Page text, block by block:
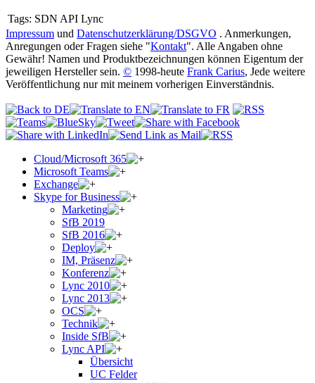
Tags: SDN API Lync
Impressum und Datenschutzerklärung/DSGVO . Anmerkungen,
Anregungen oder Fragen siehe "Kontakt". Alle Angaben ohne
Gewähr! Namen und Produktbezeichnungen können Eigentum der
jeweiligen Hersteller sein. © 1998-heute Frank Carius, Jede weitere
Veröffentlichung nur mit meinem vorherigen Einverständnis.
Cloud/Microsoft 365
Microsoft Teams
Exchange
Skype for Business
Marketing
SfB 2019
SfB 2016
Deploy
IM, Präsenz
Konferenz
Lync 2010
Lync 2013
OCS
Technik
Inside SfB
Lync API
Übersicht
UC Felder